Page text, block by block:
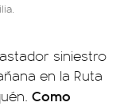
siniestro
en la Ruta
Como